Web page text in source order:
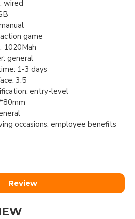
wired
game
1020Mah
general
1-3 days
3.5
entry-level
occasions: employee benefits
Review